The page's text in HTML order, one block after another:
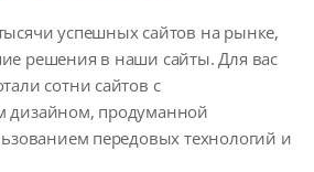
успешных сайтов на рынке,
решения в наши сайты. Для вас
сотни сайтов с
дизайном, продуманной
передовых технологий и